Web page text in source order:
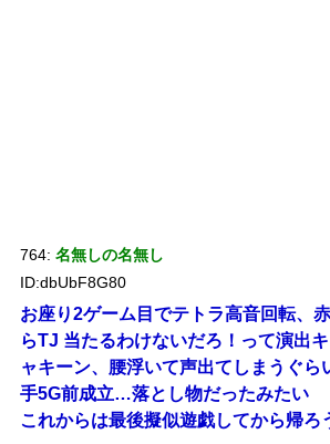
764: 名無しの名無し
ID:dbUbF8G80
お座り2ゲーム目でテトラ高音回転、
らTJ 当たるわけないだろ！って演出
ャキーン、腰浮いて声出てしまうぐ
手5G前成立…落とし物だったみたい
これからは最後擬似遊戯してから帰ろ